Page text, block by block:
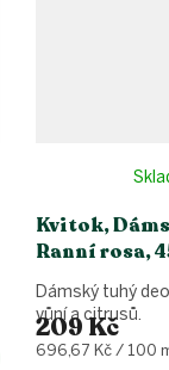
Kvitok,
Ranní rosa,
209 Kč
Měrná
696,67 Kč / 100
Dámský tuhý
vůní a citrusů.